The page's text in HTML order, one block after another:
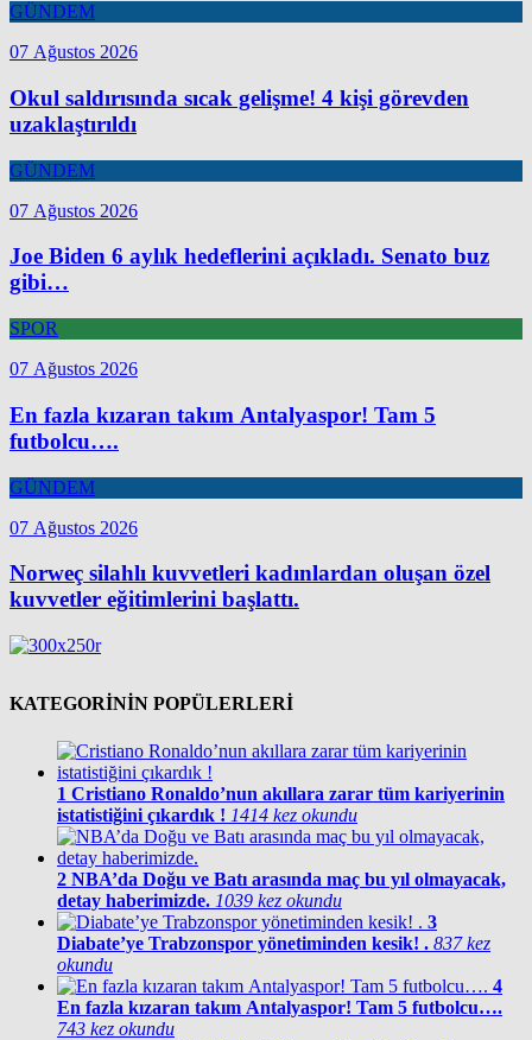
GÜNDEM
07 Ağustos 2026
Okul saldırısında sıcak gelişme! 4 kişi görevden
uzaklaştırıldı
GÜNDEM
07 Ağustos 2026
Joe Biden 6 aylık hedeflerini açıkladı. Senato buz
gibi…
SPOR
07 Ağustos 2026
En fazla kızaran takım Antalyaspor! Tam 5
futbolcu….
GÜNDEM
07 Ağustos 2026
Norweç silahlı kuvvetleri kadınlardan oluşan özel
kuvvetler eğitimlerini başlattı.
KATEGORİNİN POPÜLERLERİ
1 Cristiano Ronaldo’nun akıllara zarar tüm kariyerinin
istatistiğini çıkardık ! 1414 kez okundu
2 NBA’da Doğu ve Batı arasında maç bu yıl olmayacak,
detay haberimizde. 1039 kez okundu
3
Diabate’ye Trabzonspor yönetiminden kesik! . 837 kez
okundu
4
En fazla kızaran takım Antalyaspor! Tam 5 futbolcu….
743 kez okundu